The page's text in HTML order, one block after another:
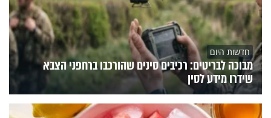
חדשות היום
מבוכה לבריטים: רכיבים סינים שהורכבו ברחפני הצבא
שידרו מידע לסין